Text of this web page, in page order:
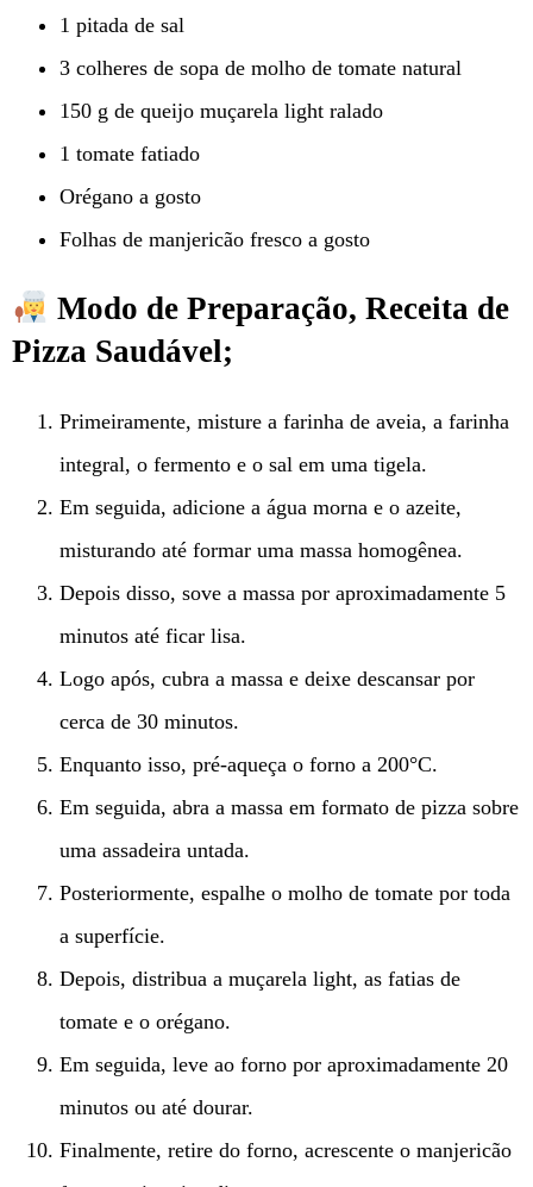
1 pitada de sal
3 colheres de sopa de molho de tomate natural
150 g de queijo muçarela light ralado
1 tomate fatiado
Orégano a gosto
Folhas de manjericão fresco a gosto
Modo de Preparação, Receita de
Pizza Saudável;
Primeiramente, misture a farinha de aveia, a farinha
integral, o fermento e o sal em uma tigela.
Em seguida, adicione a água morna e o azeite,
misturando até formar uma massa homogênea.
Depois disso, sove a massa por aproximadamente 5
minutos até ficar lisa.
Logo após, cubra a massa e deixe descansar por
cerca de 30 minutos.
Enquanto isso, pré-aqueça o forno a 200°C.
Em seguida, abra a massa em formato de pizza sobre
uma assadeira untada.
Posteriormente, espalhe o molho de tomate por toda
a superfície.
Depois, distribua a muçarela light, as fatias de
tomate e o orégano.
Em seguida, leve ao forno por aproximadamente 20
minutos ou até dourar.
Finalmente, retire do forno, acrescente o manjericão